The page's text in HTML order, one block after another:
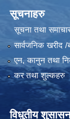
सूचनाहरु
सूचना तथा
सार्वजनिक खरीद
एन, कानुन तथा
कर तथा शुल्कहरु
विधुतीय